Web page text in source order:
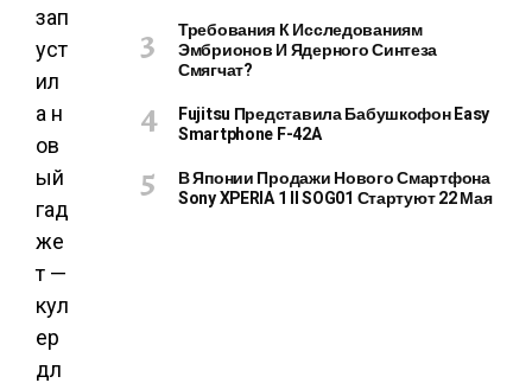
зап
уст
ил
а н
ов
ый
гад
же
т —
кул
ер
дл
Требования К Исследованиям
Эмбрионов И Ядерного Синтеза
Смягчат?
Fujitsu Представила Бабушкофон Easy
Smartphone F-42A
В Японии Продажи Нового Смартфона
Sony XPERIA 1 II SOG01 Стартуют 22 Мая